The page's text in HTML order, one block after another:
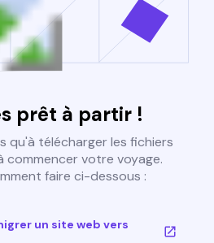
prêt à partir !
qu'à télécharger les fichiers
commencer votre voyage.
faire ci-dessous :
un site web vers